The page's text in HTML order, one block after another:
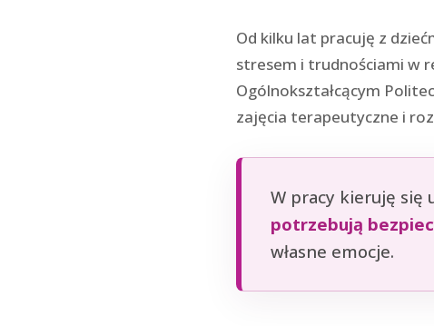
Od kilku lat pracuję z
stresem i trudnościami w
Ogólnokształcącym
zajęcia terapeutyczne i
W pracy kieruję się
potrzebują
własne emocje.